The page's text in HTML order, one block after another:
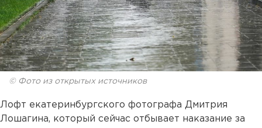
© Фото из открытых источников
Лофт екатеринбургского фотографа Дмитрия
Лошагина, который сейчас отбывает наказание за